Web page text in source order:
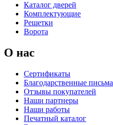
Каталог дверей
Комплектующие
Решетки
Ворота
О нас
Сертификаты
Благодарственные письма
Отзывы покупателей
Наши партнеры
Наши работы
Печатный каталог